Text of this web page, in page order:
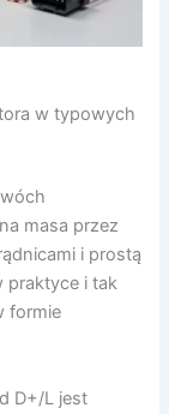
w typowych
masa przez
i prostą
praktyce i tak
formie
D+/L jest